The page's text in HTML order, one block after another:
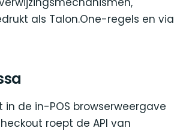
als Talon.One-regels en via
de in-POS browserweergave
roept de API van